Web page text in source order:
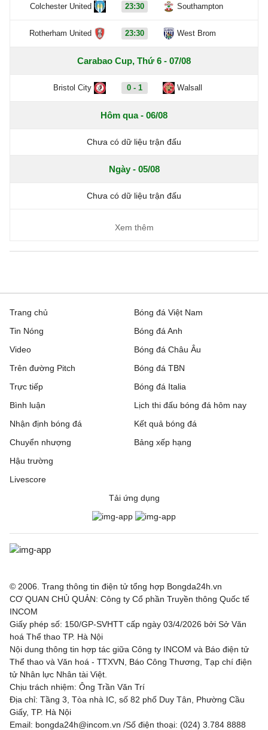
Colchester United 23:30 Southampton
Rotherham United 23:30 West Brom
Carabao Cup, Thứ 6 - 07/08
Bristol City 0 - 1 Walsall
Hôm qua - 06/08
Chưa có dữ liệu trận đấu
Ngày - 05/08
Chưa có dữ liệu trận đấu
Xem thêm
Trang chủ
Tin Nóng
Video
Trên đường Pitch
Trực tiếp
Bóng đá Việt Nam
Bóng đá Anh
Bóng đá Châu Âu
Bóng đá TBN
Bóng đá Italia
Bình luận
Nhận định bóng đá
Chuyển nhượng
Hậu trường
Livescore
Lịch thi đấu bóng đá hôm nay
Kết quả bóng đá
Bảng xếp hạng
Tải ứng dụng
© 2006. Trang thông tin điện tử tổng hợp Bongda24h.vn
CƠ QUAN CHỦ QUẢN: Công ty Cổ phần Truyền thông Quốc tế
INCOM
Giấy phép số: 150/GP-SVHTT cấp ngày 03/4/2026 bởi Sở Văn
hoá Thể thao TP. Hà Nội
Nội dung thông tin hợp tác giữa Công ty INCOM và Báo điện tử
Thể thao và Văn hoá - TTXVN, Báo Công Thương, Tạp chí điện
tử Nhân lực Nhân tài Việt.
Chịu trách nhiệm: Ông Trần Văn Trí
Địa chỉ: Tầng 3, Tòa nhà IC, số 82 phố Duy Tân, Phường Cầu
Giấy, TP. Hà Nội
Email: bongda24h@incom.vn /Số điện thoại: (024) 3.784 8888